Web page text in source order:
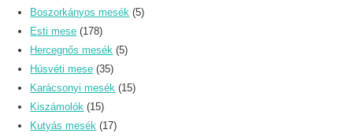
Boszorkányos mesék (5)
Esti mese (178)
Hercegnős mesék (5)
Húsvéti mese (35)
Karácsonyi mesék (15)
Kiszámolók (15)
Kutyás mesék (17)